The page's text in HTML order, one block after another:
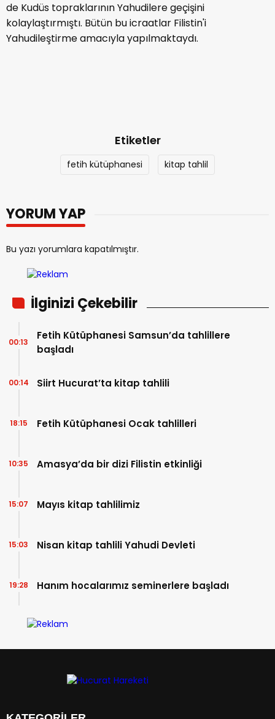
de Kudüs topraklarının Yahudilere geçişini
kolaylaştırmıştı. Bütün bu icraatlar Filistin'i
Yahudileştirme amacıyla yapılmaktaydı.
Etiketler
fetih kütüphanesi kitap tahlil
YORUM YAP
Bu yazı yorumlara kapatılmıştır.
İlginizi Çekebilir
Fetih Kütüphanesi Samsun’da tahlillere
başladı
00:13
Siirt Hucurat’ta kitap tahlili
00:14
Fetih Kütüphanesi Ocak tahlilleri
18:15
Amasya’da bir dizi Filistin etkinliği
10:35
Mayıs kitap tahlilimiz
15:07
Nisan kitap tahlili Yahudi Devleti
15:03
Hanım hocalarımız seminerlere başladı
19:28